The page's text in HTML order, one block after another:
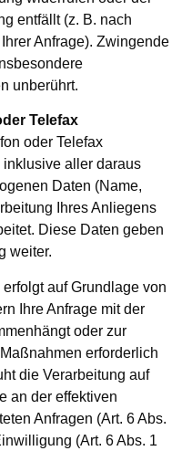
entfällt (z. B. nach
Anfrage). Zwingende
unberührt.
Telefax
oder Telefax
inklusive aller daraus
Daten (Name,
Ihres Anliegens
Diese Daten geben
weiter.
auf Grundlage von
Ihre Anfrage mit der
oder zur
erforderlich
die Verarbeitung auf
an der effektiven
Anfragen (Art. 6 Abs.
(Art. 6 Abs. 1